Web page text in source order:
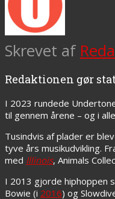
Skrevet af
Redaktionen gør
I 2023 rundede
til gennem årene – og i
Tusindvis af plader er
tyve års musikudvikling.
med Illinois, Animals
I 2013 gjorde hiphoppen
Bowie (i 2016) og